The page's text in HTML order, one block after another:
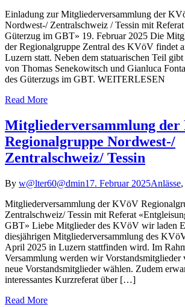
Einladung zur Mitgliederversammlung der
Nordwest-/ Zentralschweiz / Tessin mit
Güterzug im GBT» 19. Februar 2025 Die
der Regionalgruppe Zentral des KVöV findet
Luzern statt. Neben dem statuarischen Teil
von Thomas Senekowitsch und Gianluca
des Güterzugs im GBT. WEITERLESEN
Read More
Mitgliederversammlung
Regionalgruppe Nordwest-/
Zentralschweiz/ Tessin
By w@lter60@dmin17. Februar 2025Anlässe,
Mitgliederversammlung der KVöV
Zentralschweiz/ Tessin mit Referat
GBT» Liebe Mitglieder des KVöV wir laden
diesjährigen Mitgliederversammlung des
April 2025 in Luzern stattfinden wird. Im
Versammlung werden wir Vorstandsmitglieder
neue Vorstandsmitglieder wählen. Zudem
interessantes Kurzreferat über […]
Read More